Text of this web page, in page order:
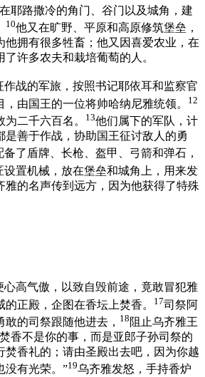
耶路撒冷的角门、谷门以及城角，建
10他又在旷野、平原和高原修筑堡垒，
他拥有很多牲畜；他又因喜爱农业，在
许多农夫和栽培葡萄的人。
战的军旅，按照书记耶依耳和监察官
由国王的一位将帅哈纳尼雅统领。
12
二千六百名。 13他们属下的军队，计
是善于作战，协助国王征讨敌人的勇
了盾牌、长枪、盔甲、弓箭和弹石，
设置机械，放在堡垒和城角上，用来发
雅的名声传到远方，因为他获得了特殊
心高气傲，以致自毁前途，竟敢冒犯雅
正殿，企图在香坛上焚香。
17司祭阿
的司祭跟随他进去， 18 阻止乌齐雅王
香不是你的事，而是亚郎子孙司祭的
焚香礼的；请由圣殿出去吧，因为你越
没有光荣。”19乌齐雅发怒，手持香炉